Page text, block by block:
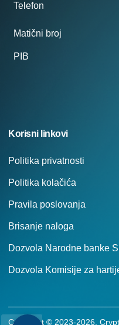
Telefon
Matični broj
PIB
Korisni linkovi
Politika privatnosti
Politika kolačića
Pravila poslovanja
Brisanje naloga
Dozvola Narodne banke
Dozvola Komisije za
Copyright © 2023-2026.